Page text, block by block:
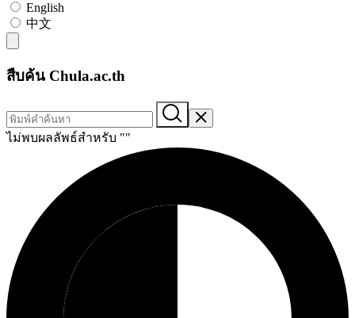
English
中文
สืบค้น Chula.ac.th
ไม่พบผลลัพธ์สำหรับ ""